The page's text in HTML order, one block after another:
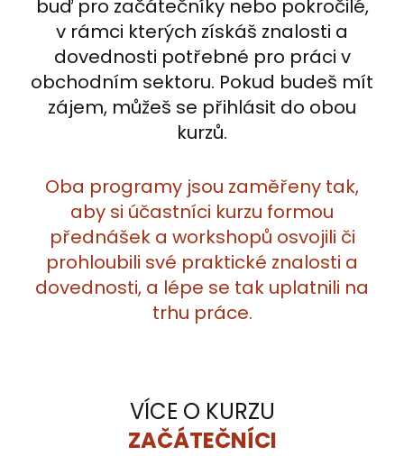
buď pro začátečníky nebo pokročilé,
v rámci kterých získáš znalosti a
dovednosti potřebné pro práci v
obchodním sektoru. Pokud budeš mít
zájem, můžeš se přihlásit do obou
kurzů.
Oba programy jsou zaměřeny tak,
aby si účastníci kurzu formou
přednášek a workshopů osvojili či
prohloubili své praktické znalosti a
dovednosti, a lépe se tak uplatnili na
trhu práce.
VÍCE O KURZU
ZAČÁTEČNÍCI